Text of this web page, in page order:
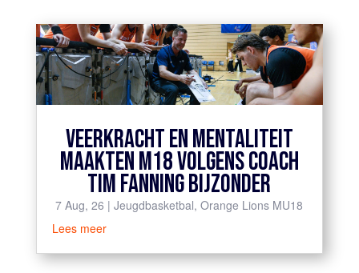
VEERKRACHT EN MENTALITEIT
MAAKTEN M18 VOLGENS COACH
TIM FANNING BIJZONDER
7 Aug, 26 |Jeugdbasketbal,Orange Lions MU18
Lees meer